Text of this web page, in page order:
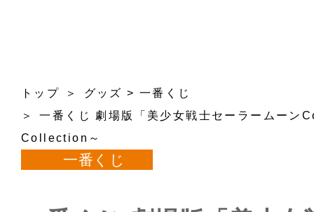
トップ グッズ >一番くじ
一番くじ 劇場版「美少女戦士セーラームー
Collection～
一番くじ